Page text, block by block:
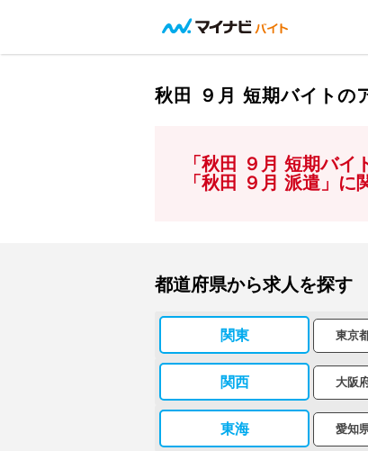
秋田 ９月 短期バイトの
「秋田 ９月 短期バイ
「秋田 ９月 派遣」に
都道府県から求人を探す
関東 東京
関西 大阪
東海 愛知